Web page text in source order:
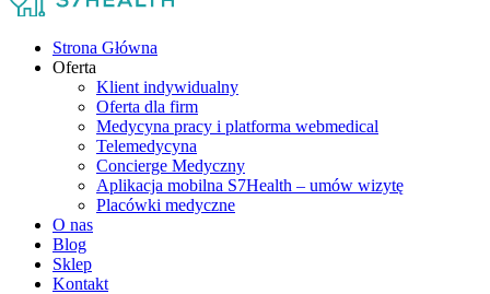
Strona Główna
Oferta
Klient indywidualny
Oferta dla firm
Medycyna pracy i platforma webmedical
Telemedycyna
Concierge Medyczny
Aplikacja mobilna S7Health – umów wizytę
Placówki medyczne
O nas
Blog
Sklep
Kontakt